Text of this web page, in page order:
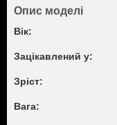
Опис моделі
Вік:
Зацікавлений у:
Зріст:
Вага: